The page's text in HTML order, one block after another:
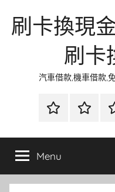
刷卡換現
刷卡
汽車借款,機車借款,
首
當
金
Menu